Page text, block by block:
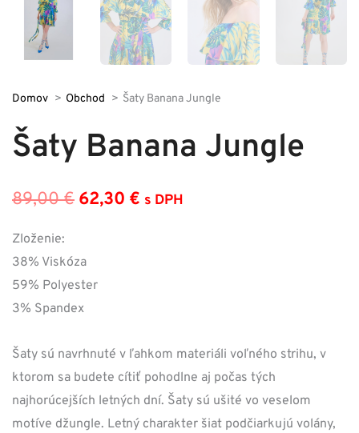
Domov Obchod Šaty Banana Jungle
Šaty Banana Jungle
89,00€ Pôvodná
bola:
89,00 €.
62,30 € Aktuálna
s DPH
Zloženie:
38% Viskóza
59% Polyester
3% Spandex
Šaty sú navrhnuté v ľahkom materiáli voľného strihu, v
ktorom sa budete cítiť pohodlne aj počas tých
najhorúcejších letných dní. Šaty sú ušité vo veselom
motíve džungle. Letný charakter šiat podčiarkujú volány,